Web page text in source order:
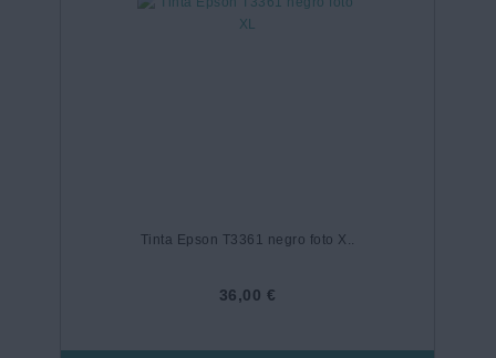
Tinta Epson T3361 negro foto X..
36,00 €